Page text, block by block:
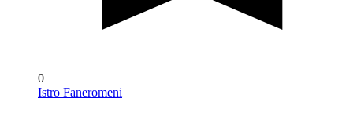
0
Istro Faneromeni